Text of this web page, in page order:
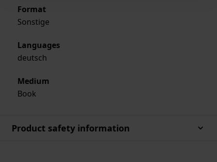
Format
Sonstige
Languages
deutsch
Medium
Book
Product safety information